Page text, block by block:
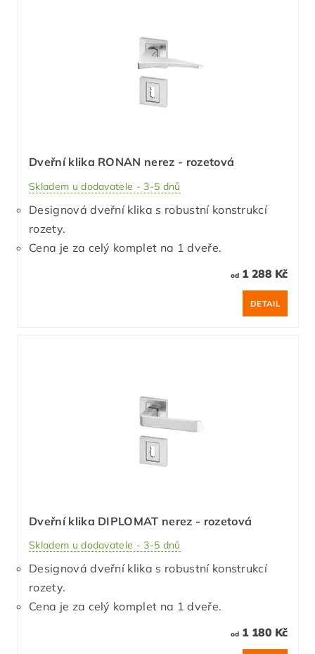
Dveřní klika RONAN nerez - rozetová
Skladem u dodavatele - 3-5 dnů
Designová dveřní klika s robustní konstrukcí
rozety.
Cena je za celý komplet na 1 dveře.
od1 288 Kč
DETAIL
Dveřní klika DIPLOMAT nerez - rozetová
Skladem u dodavatele - 3-5 dnů
Designová dveřní klika s robustní konstrukcí
rozety.
Cena je za celý komplet na 1 dveře.
od1 180 Kč